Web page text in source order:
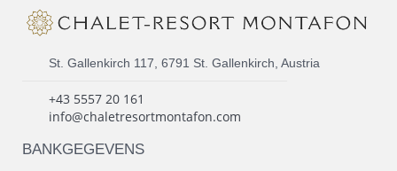
+43 5557 20 161
Pferd auf Wolke Travel
Sparkasse Bludenz Bank AG